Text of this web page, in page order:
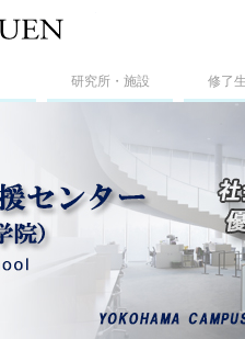
研究所・施設 修了